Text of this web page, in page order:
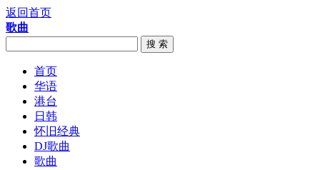
返回首页
歌曲
搜 索
首页
华语
港台
日韩
怀旧经典
DJ歌曲
歌曲